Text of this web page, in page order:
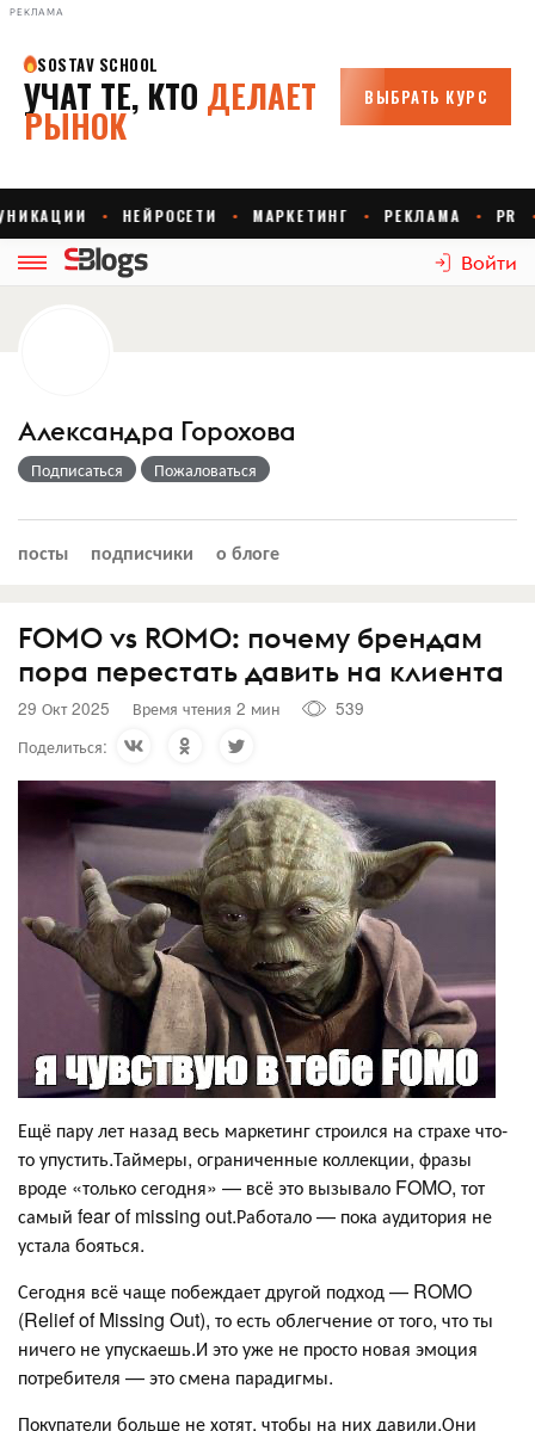
РЕКЛАМА
Войти
Александра Горохова
Подписаться Пожаловаться
посты подписчики о блоге
FOMO vs ROMO: почему брендам
пора перестать давить на клиента
29 Окт 2025 Время чтения 2 мин
539
Поделиться:
Ещё пару лет назад весь маркетинг строился на страхе что-
то упустить.Таймеры, ограниченные коллекции, фразы
вроде «только сегодня» — всё это вызывало FOMO, тот
самый fear of missing out.Работало — пока аудитория не
устала бояться.
Сегодня всё чаще побеждает другой подход — ROMO
(Relief of Missing Out), то есть облегчение от того, что ты
ничего не упускаешь.И это уже не просто новая эмоция
потребителя — это смена парадигмы.
Покупатели больше не хотят, чтобы на них давили.Они